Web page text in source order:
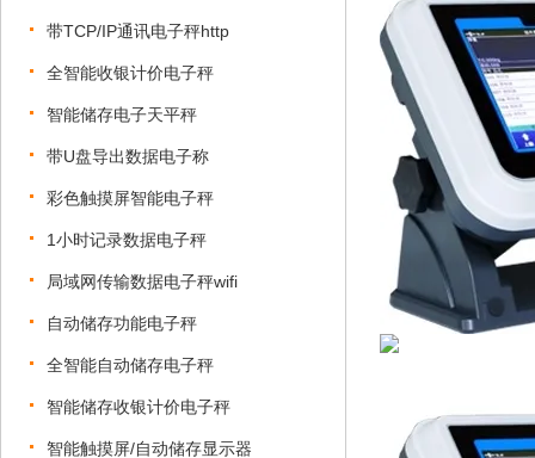
带TCP/IP通讯电子秤http
全智能收银计价电子秤
智能储存电子天平秤
带U盘导出数据电子称
彩色触摸屏智能电子秤
1小时记录数据电子秤
局域网传输数据电子秤wifi
自动储存功能电子秤
全智能自动储存电子秤
智能储存收银计价电子秤
智能触摸屏/自动储存显示器